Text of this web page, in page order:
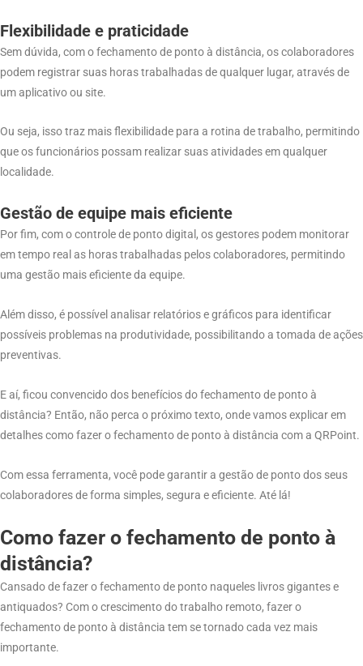
Flexibilidade e praticidade
Sem dúvida, com o fechamento de ponto à distância, os colaboradores
podem registrar suas horas trabalhadas de qualquer lugar, através de
um aplicativo ou site.
Ou seja, isso traz mais flexibilidade para a rotina de trabalho, permitindo
que os funcionários possam realizar suas atividades em qualquer
localidade.
Gestão de equipe mais eficiente
Por fim, com o controle de ponto digital, os gestores podem monitorar
em tempo real as horas trabalhadas pelos colaboradores, permitindo
uma gestão mais eficiente da equipe.
Além disso, é possível analisar relatórios e gráficos para identificar
possíveis problemas na produtividade, possibilitando a tomada de ações
preventivas.
E aí, ficou convencido dos benefícios do fechamento de ponto à
distância? Então, não perca o próximo texto, onde vamos explicar em
detalhes como fazer o fechamento de ponto à distância com a QRPoint.
Com essa ferramenta, você pode garantir a gestão de ponto dos seus
colaboradores de forma simples, segura e eficiente. Até lá!
Como fazer o fechamento de ponto à
distância?
Cansado de fazer o fechamento de ponto naqueles livros gigantes e
antiquados? Com o crescimento do trabalho remoto, fazer o
fechamento de ponto à distância tem se tornado cada vez mais
importante.